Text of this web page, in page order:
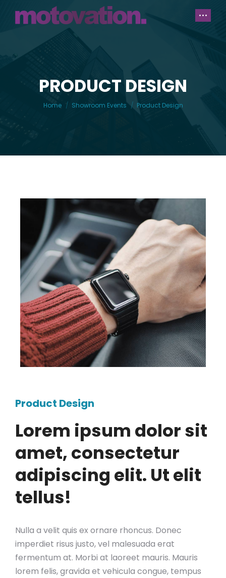
PRODUCT DESIGN
You are here:
Home Showroom Events Product Design
Product Design
Lorem ipsum dolor sit
amet, consectetur
adipiscing elit. Ut elit
tellus!
Nulla a velit quis ex ornare rhoncus. Donec
imperdiet risus justo, vel malesuada erat
fermentum at. Morbi at laoreet mauris. Mauris
lorem felis, gravida et vehicula congue, tempus